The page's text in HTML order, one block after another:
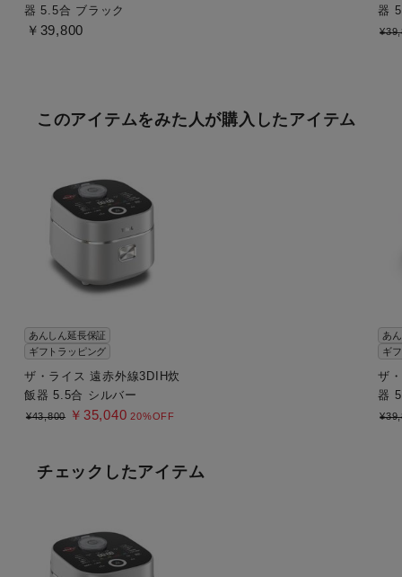
器 5.5合 ブラック
￥39,800
器
このアイテムをみた人が購入したアイテム
あんしん延長保証
ギフトラッピング
ザ・ライス 遠赤外線3DIH炊
飯器 5.5合 シルバー
¥43,800 ￥35,040 20%OFF
あ
ギ
ザ
器
チェックしたアイテム